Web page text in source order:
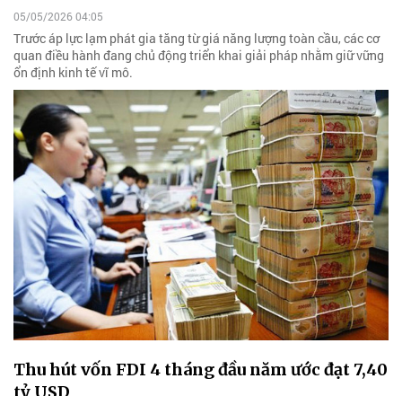
05/05/2026 04:05
Trước áp lực lạm phát gia tăng từ giá năng lượng toàn cầu, các cơ
quan điều hành đang chủ động triển khai giải pháp nhằm giữ vững
ổn định kinh tế vĩ mô.
Thu hút vốn FDI 4 tháng đầu năm ước đạt 7,40
tỷ USD